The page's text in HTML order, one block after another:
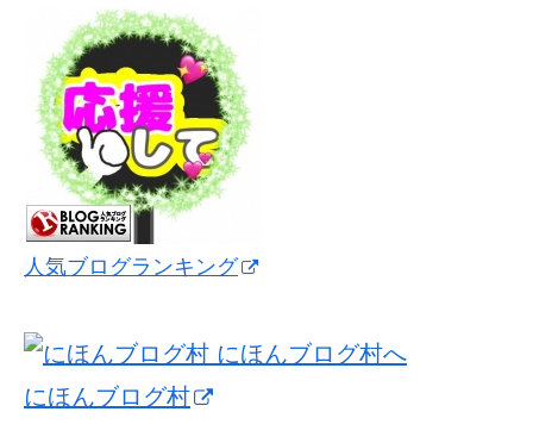
人気ブログランキング
にほんブログ村